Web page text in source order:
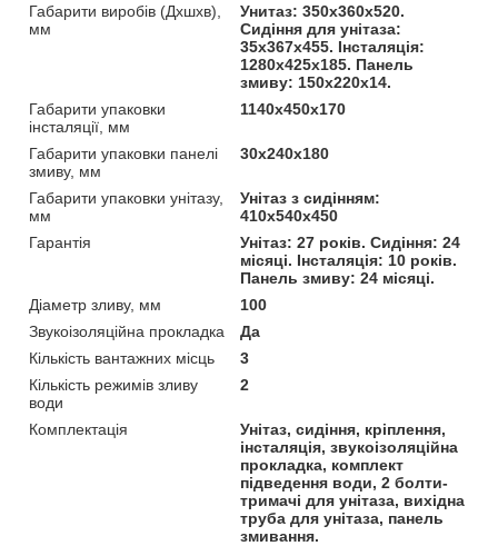
Габарити виробів (Дхшхв),
мм
Унитаз: 350х360х520.
Сидіння для унітаза:
35х367х455. Інсталяція:
1280х425х185. Панель
змиву: 150х220х14.
Габарити упаковки
інсталяції, мм
1140х450х170
Габарити упаковки панелі
змиву, мм
30х240х180
Габарити упаковки унітазу,
мм
Унітаз з сидінням:
410х540х450
Гарантія
Унітаз: 27 років. Сидіння: 24
місяці. Інсталяція: 10 років.
Панель змиву: 24 місяці.
Діаметр зливу, мм
100
Звукоізоляційна прокладка
Да
Кількість вантажних місць
3
Кількість режимів зливу
води
2
Комплектація
Унітаз, сидіння, кріплення,
інсталяція, звукоізоляційна
прокладка, комплект
підведення води, 2 болти-
тримачі для унітаза, вихідна
труба для унітаза, панель
змивання.